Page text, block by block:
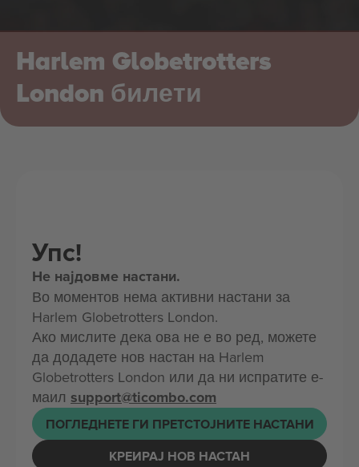
Harlem Globetrotters
London билети
Упс!
Не најдовме настани.
Во моментов нема активни настани за
Harlem Globetrotters London.
Ако мислите дека ова не е во ред, можете
да додадете нов настан на Harlem
Globetrotters London или да ни испратите е-
маил support@ticombo.com
ПОГЛЕДНЕТЕ ГИ ПРЕТСТОЈНИТЕ НАСТАНИ
КРЕИРАЈ НОВ НАСТАН